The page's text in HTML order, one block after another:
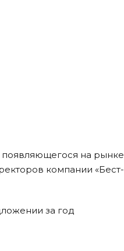
появляющегося на рынке
компании «Бест-
за год